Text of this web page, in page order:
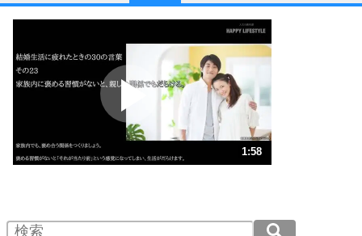
1
他人と比べない。
いっそのこと、他人を見ない。
いらいらしない人になる30の方法
ポジティブになれない原因は、行動しないから。
ポジティブ思考になる30の方法
ストレス対策
人生、なんとかなるもの。
気楽に生きる30の方法
4 器の大きい人は、怒りを優しさで表現する。
1:58
2.0倍速 （232KB 59秒）